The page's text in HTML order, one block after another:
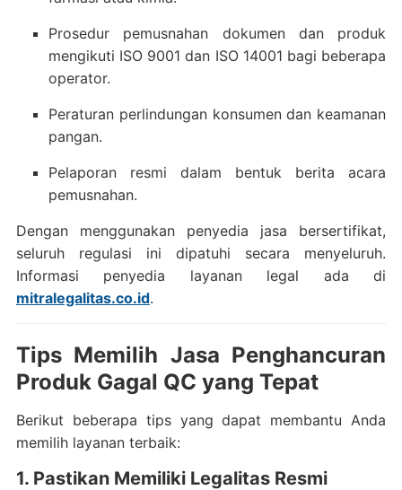
Prosedur pemusnahan dokumen dan produk
mengikuti ISO 9001 dan ISO 14001 bagi beberapa
operator.
Peraturan perlindungan konsumen dan keamanan
pangan.
Pelaporan resmi dalam bentuk berita acara
pemusnahan.
Dengan menggunakan penyedia jasa bersertifikat,
seluruh regulasi ini dipatuhi secara menyeluruh.
Informasi penyedia layanan legal ada di
mitralegalitas.co.id.
Tips Memilih Jasa Penghancuran
Produk Gagal QC yang Tepat
Berikut beberapa tips yang dapat membantu Anda
memilih layanan terbaik:
1. Pastikan Memiliki Legalitas Resmi